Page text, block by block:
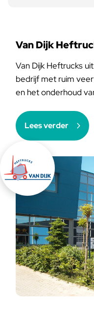
Van Dijk
Van Dijk Heftrucks
bedrijf met ruim
en het onderhoud
Lees verder